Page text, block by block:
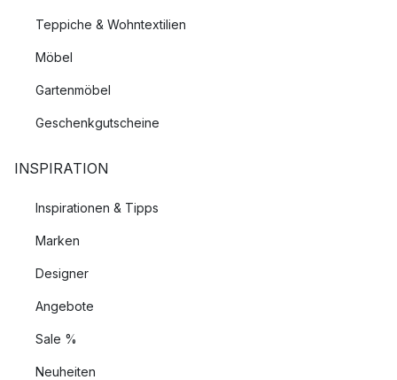
Teppiche & Wohntextilien
Möbel
Gartenmöbel
Geschenkgutscheine
INSPIRATION
Inspirationen & Tipps
Marken
Designer
Angebote
Sale %
Neuheiten